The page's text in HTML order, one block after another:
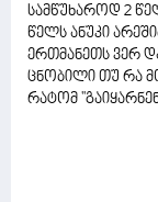
სამწუხაროდ 2
წელს ანუკი
ერთმანეთს ვერ
ცნობილი თუ რა
რატომ